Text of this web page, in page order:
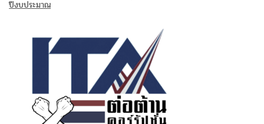
ปีงบประมาณ